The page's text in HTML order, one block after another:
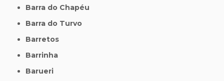
Barra do Chapéu
Barra do Turvo
Barretos
Barrinha
Barueri